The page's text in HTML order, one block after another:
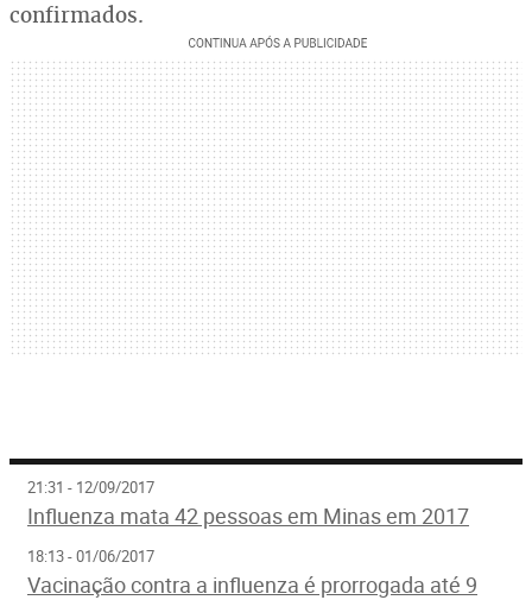
confirmados.
21:31 - 12/09/2017
Influenza mata 42 pessoas em Minas em 2017
18:13 - 01/06/2017
Vacinação contra a influenza é prorrogada até 9